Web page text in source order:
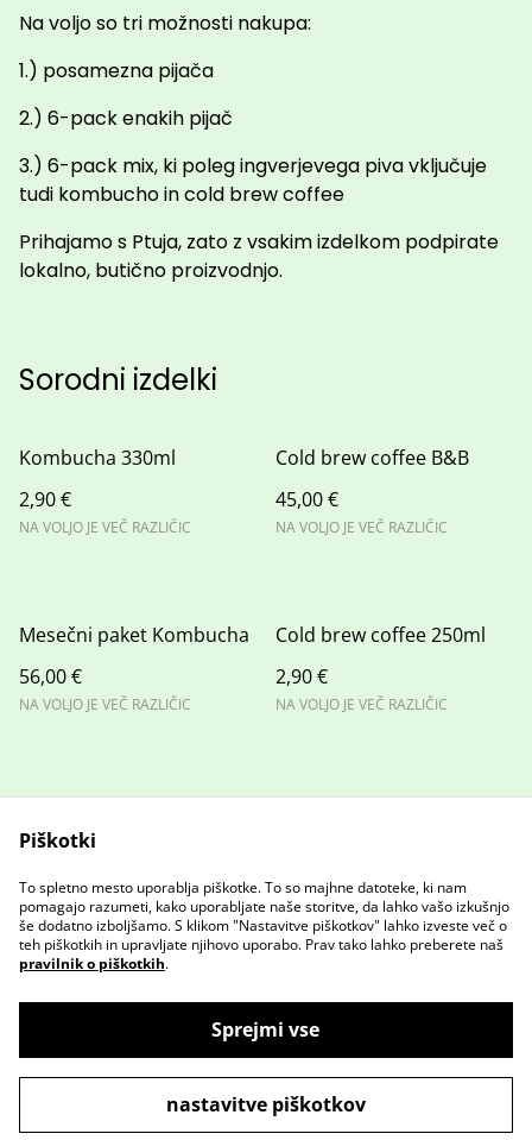
Na voljo so tri možnosti nakupa:
1.) posamezna pijača
2.) 6-pack enakih pijač
3.) 6-pack mix, ki poleg ingverjevega piva vključuje
tudi kombucho in cold brew coffee
Prihajamo s Ptuja, zato z vsakim izdelkom podpirate
lokalno, butično proizvodnjo.
Sorodni izdelki
Kombucha 330ml
2,90 €
NA VOLJO JE VEČ RAZLIČIC
Cold brew coffee B&B
45,00 €
NA VOLJO JE VEČ RAZLIČIC
Mesečni paket Kombucha
56,00 €
NA VOLJO JE VEČ RAZLIČIC
Cold brew coffee 250ml
2,90 €
NA VOLJO JE VEČ RAZLIČIC
Stopite v stik z nami
Pravni pogoji
Pravilnik o zasebnosti Pravilnik o piškotkih
©2026GR Browery
Piškotki
To spletno mesto uporablja piškotke. To so majhne datoteke, ki nam
pomagajo razumeti, kako uporabljate naše storitve, da lahko vašo izkušnjo
še dodatno izboljšamo. S klikom "Nastavitve piškotkov" lahko izveste več o
teh piškotkih in upravljate njihovo uporabo. Prav tako lahko preberete naš
pravilnik o piškotkih.
Sprejmi vse
nastavitve piškotkov